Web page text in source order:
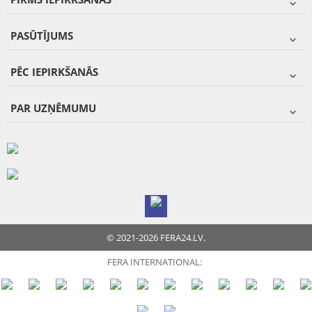
PASŪTĪJUMS
PĒC IEPIRKŠANĀS
PAR UZŅĒMUMU
© 2021-2026 FERA24.LV.
FERA INTERNATIONAL: